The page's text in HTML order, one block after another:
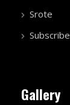
Srote
Subscribe
Gallery